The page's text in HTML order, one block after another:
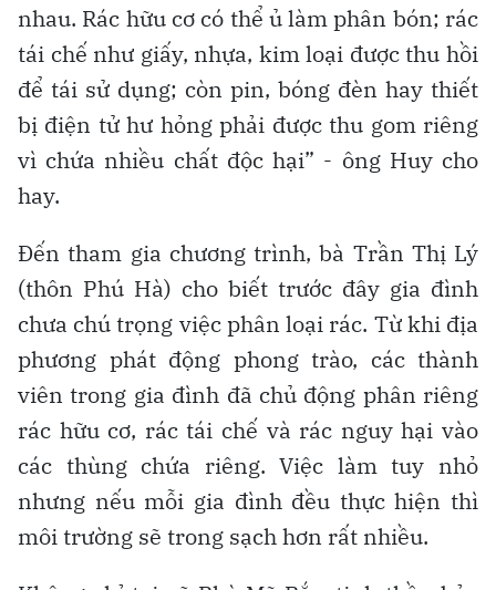
nhau. Rác hữu cơ có thể ủ làm phân bón; rác
tái chế như giấy, nhựa, kim loại được thu hồi
để tái sử dụng; còn pin, bóng đèn hay thiết
bị điện tử hư hỏng phải được thu gom riêng
vì chứa nhiều chất độc hại” - ông Huy cho
hay.
Đến tham gia chương trình, bà Trần Thị Lý
(thôn Phú Hà) cho biết trước đây gia đình
chưa chú trọng việc phân loại rác. Từ khi địa
phương phát động phong trào, các thành
viên trong gia đình đã chủ động phân riêng
rác hữu cơ, rác tái chế và rác nguy hại vào
các thùng chứa riêng. Việc làm tuy nhỏ
nhưng nếu mỗi gia đình đều thực hiện thì
môi trường sẽ trong sạch hơn rất nhiều.